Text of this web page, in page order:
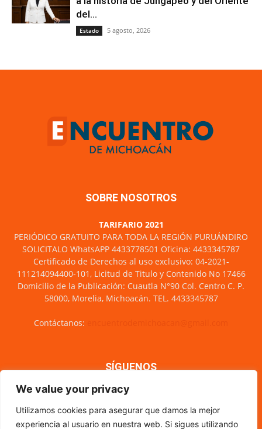
We value your privacy
Utilizamos cookies para asegurar que damos la mejor
experiencia al usuario en nuestra web. Si sigues utilizando
del...
Estado 5 agosto, 2026
SOBRE NOSOTROS
TARIFARIO 2021
PERIÓDICO GRATUITO PARA TODA LA REGIÓN PURUÁNDIRO
SOLICITALO WhatsAPP 4433778501 Oficina: 4433345787
Certificado de Derechos al uso exclusivo: 04-2021-
111214094400-101, Licitud de Titulo y Contenido No 17466
Domicilio de la Publicación: Cuautla N°90 Col. Centro C. P.
58000, Morelia, Michoacán. TEL. 4433345787
Contáctanos:
SÍGUENOS